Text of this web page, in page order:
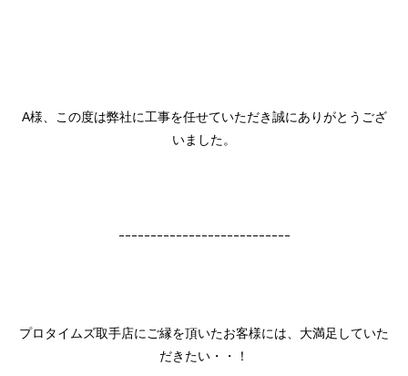
A様、この度は弊社に工事を任せていただき誠にありがとうござ
いました。
ｰｰｰｰｰｰｰｰｰｰｰｰｰｰｰｰｰｰｰｰｰｰｰｰｰｰｰ
プロタイムズ取手店にご縁を頂いたお客様には、大満足していた
だきたい・・！